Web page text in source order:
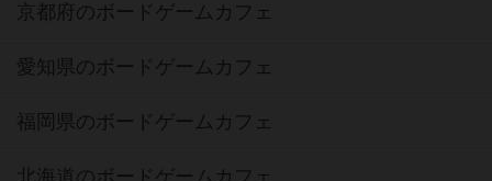
京都府のボードゲームカフェ
愛知県のボードゲームカフェ
福岡県のボードゲームカフェ